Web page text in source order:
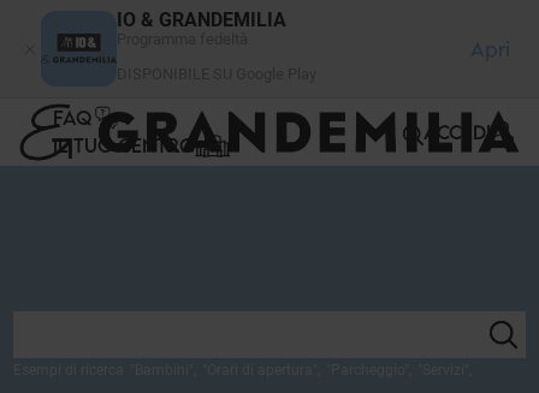
IO & GRANDEMILIA
Apri
FAQ
IL TUO CENTRO
ACCEDI
Pannello di gestione dei cookies